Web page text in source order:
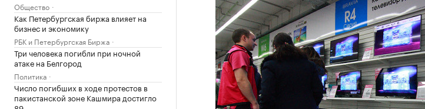
Общество
Как Петербургская биржа влияет на
бизнес и экономику
РБК и Петербургская Биржа
Три человека погибли при ночной
атаке на Белгород
Политика
Число погибших в ходе протестов в
пакистанской зоне Кашмира достигло